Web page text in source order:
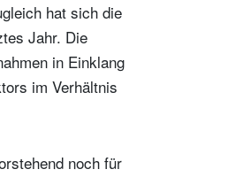
hat sich die
Jahr. Die
in Einklang
im Verhältnis
noch für